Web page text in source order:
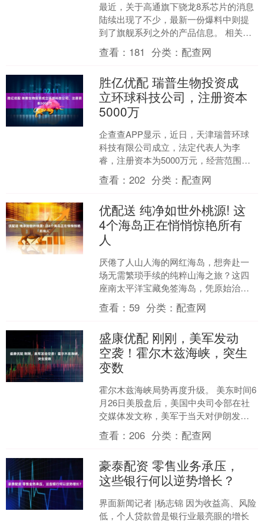
最近，关于高通旗下骁龙8系芯片的消息
陆续出现了不少，最新一份爆料中则提
到了旗舰系列之外的产品信息。 相关消
息中显示，SM4875即骁龙 4 Gen 6 芯片
将采....
查看： 181 分类：配查网
胜亿优配 瑞普生物投资成
立环球科技公司，注册资本
5000万
企查查APP显示，近日，天津瑞普环球
科技有限公司成立，法定代表人为李
睿，注册资本为5000万元，经营范围包
含：供应链管理服务；企业管理咨询；
生物饲料研发；兽药经....
查看：202 分类：配查网
优配送 纯净如世外桃源! 这
4个海岛正在悄悄惊艳所有
人
厌倦了人山人海的网红海岛，想奔赴一
场无需繁琐手续的纯粹山海之旅？这四
座南太平洋宝藏免签海岛，凭原始治愈
的风光、小众静谧的氛围出圈，手持中
国护照即可说走就走。不用....
查看： 59 分类：配查网
盛康优配 刚刚，美军发动
空袭！霍尔木兹海峡，突生
变数
霍尔木兹海峡局势再度升级。 美东时间6
月26日美股盘后，美国中央司令部在社
交媒体发文称，美军于当天对伊朗发动
打击，以回应前一天一艘途经霍尔木兹
海峡的商船遭袭事件....
查看：206 分类：配查网
豪泰配资 零售业务承压，
这些银行何以逆势增长？
界面新闻记者 |杨志锦 因为收益高、风险
低，个人贷款曾是银行业最亮眼的增长